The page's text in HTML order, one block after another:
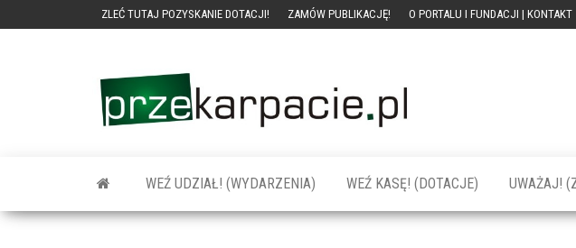
ZLEĆ TUTAJ POZYSKANIE DOTACJI! ZAMÓW PUBLIKACJĘ! O PORTALU I FUNDACJI | KONTAKT
szkolenia dla
firm
WEŹ UDZIAŁ! (WYDARZENIA) WEŹ KASĘ! (DOTACJE) UWAŻAJ!